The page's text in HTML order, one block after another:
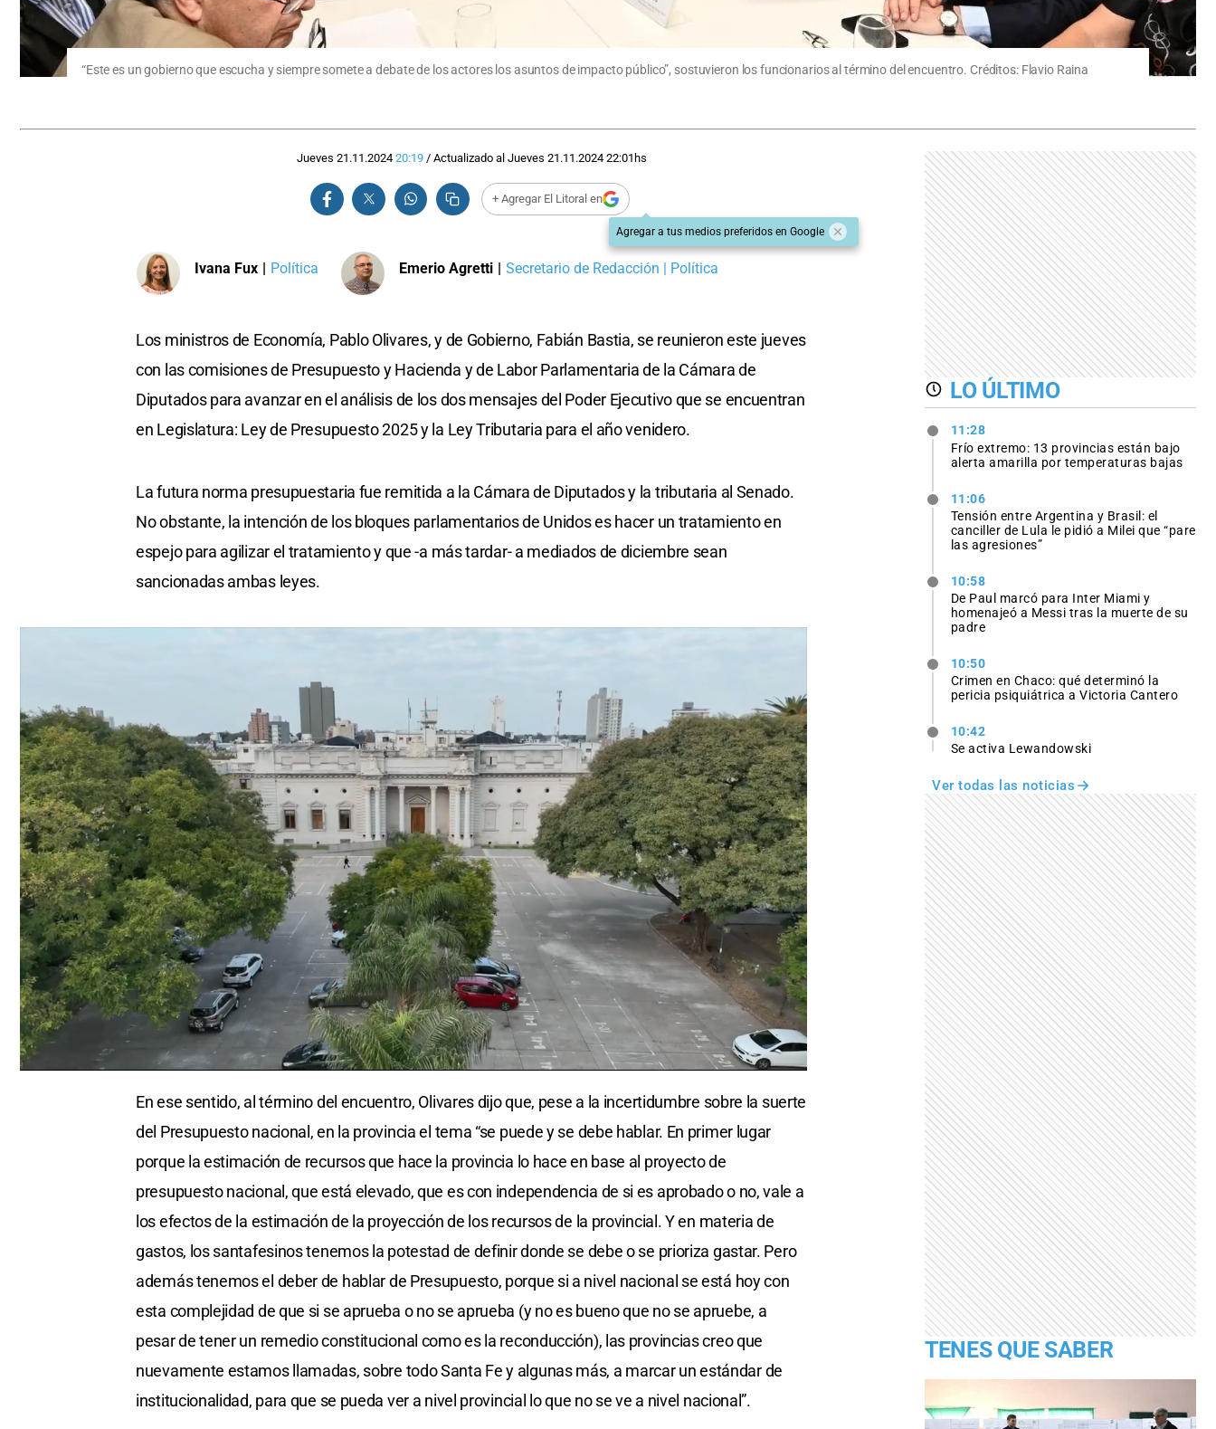
“Este es un gobierno que escucha y siempre somete a debate de los actores los asuntos de impacto público”, sostuvieron los funcionarios al término del encuentro. Créditos: Flavio Raina
Jueves 21.11.2024 20:19/ Actualizado al Jueves 21.11.2024 22:01hs
+ Agregar El Litoral en
Agregar a tus medios preferidos en Google
Ivana Fux | Política Emerio Agretti | Secretario de Redacción | Política
Los ministros de Economía, Pablo Olivares, y de Gobierno, Fabián Bastia, se reunieron este jueves
con las comisiones de Presupuesto y Hacienda y de Labor Parlamentaria de la Cámara de
Diputados para avanzar en el análisis de los dos mensajes del Poder Ejecutivo que se encuentran
en Legislatura: Ley de Presupuesto 2025 y la Ley Tributaria para el año venidero.
La futura norma presupuestaria fue remitida a la Cámara de Diputados y la tributaria al Senado.
No obstante, la intención de los bloques parlamentarios de Unidos es hacer un tratamiento en
espejo para agilizar el tratamiento y que -a más tardar- a mediados de diciembre sean
sancionadas ambas leyes.
En ese sentido, al término del encuentro, Olivares dijo que, pese a la incertidumbre sobre la suerte
del Presupuesto nacional, en la provincia el tema “se puede y se debe hablar. En primer lugar
porque la estimación de recursos que hace la provincia lo hace en base al proyecto de
presupuesto nacional, que está elevado, que es con independencia de si es aprobado o no, vale a
los efectos de la estimación de la proyección de los recursos de la provincial. Y en materia de
gastos, los santafesinos tenemos la potestad de definir donde se debe o se prioriza gastar. Pero
además tenemos el deber de hablar de Presupuesto, porque si a nivel nacional se está hoy con
esta complejidad de que si se aprueba o no se aprueba (y no es bueno que no se apruebe, a
pesar de tener un remedio constitucional como es la reconducción), las provincias creo que
nuevamente estamos llamadas, sobre todo Santa Fe y algunas más, a marcar un estándar de
institucionalidad, para que se pueda ver a nivel provincial lo que no se ve a nivel nacional”.
LO ÚLTIMO
11:28
Frío extremo: 13 provincias están bajo
alerta amarilla por temperaturas bajas
11:06
Tensión entre Argentina y Brasil: el
canciller de Lula le pidió a Milei que “pare
las agresiones”
10:58
De Paul marcó para Inter Miami y
homenajeó a Messi tras la muerte de su
padre
10:50
Crimen en Chaco: qué determinó la
pericia psiquiátrica a Victoria Cantero
10:42
Se activa Lewandowski
Ver todas las noticias
TENES QUE SABER